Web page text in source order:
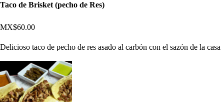
Taco de Brisket (pecho de Res)
MX$60.00
Delicioso taco de pecho de res asado al carbón con el sazón de la casa